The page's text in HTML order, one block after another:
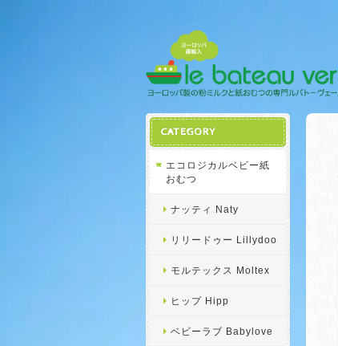
CATEGORY
エコロジカルベビー紙
おむつ
ナッティ Naty
リリードゥー Lillydoo
モルテックス Moltex
ヒップ Hipp
ベビーラブ Babylove